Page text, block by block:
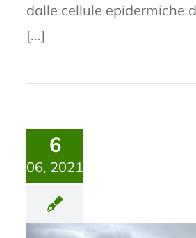
dalle cellule epidermiche
[...]
6
06, 2021